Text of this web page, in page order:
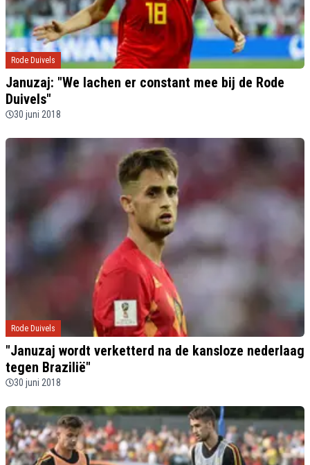
Rode Duivels
Januzaj: "We lachen er constant mee bij de Rode
Duivels"
30 juni 2018
Rode Duivels
"Januzaj wordt verketterd na de kansloze nederlaag
tegen Brazilië"
30 juni 2018